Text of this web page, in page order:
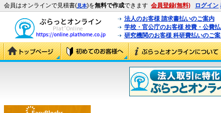
会員はオンラインで見積書(見本)を無料で作成できます 会員登録(無料) ログイン
法人のお客様 請求書払いのご案内
学校・官公庁のお客様 校費・公費
研究機関のお客様 科研費払いのご